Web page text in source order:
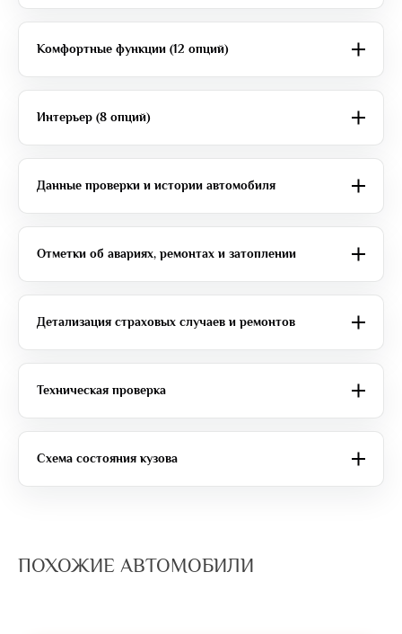
Комфортные функции (12 опций)
Интерьер (8 опций)
Данные проверки и истории автомобиля
Отметки об авариях, ремонтах и затоплении
Детализация страховых случаев и ремонтов
Техническая проверка
Схема состояния кузова
ПОХОЖИЕ АВТОМОБИЛИ